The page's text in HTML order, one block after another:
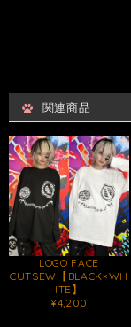
関連商品
LOGO FACE
CUTSEW【BLACK×WH
ITE】
¥4,200